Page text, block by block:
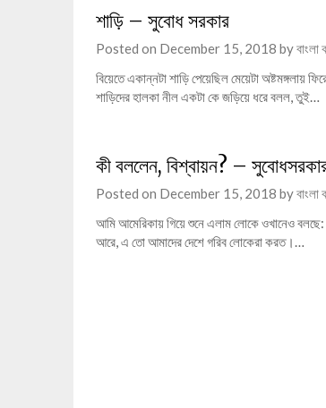
শাড়ি – সুবোধ সরকার
Posted on December 15, 2018 byবাংলা
বিয়েতে একান্নটা শাড়ি পেয়েছিল মেয়েটা
শাড়িদের হালকা নীল একটা কে জড়িয়ে ধরে বলল, তুই…
কী বললেন, বিশ্বায়ন? –
Posted on December 15, 2018 byবাংলা
আমি আমেরিকায় গিয়ে শুনে এলাম লোকে ওখানেও
আরে, এ তো আমাদের দেশে গরিব লোকেরা করত।…